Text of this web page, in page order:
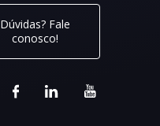
Dúvidas? Fale
conosco!